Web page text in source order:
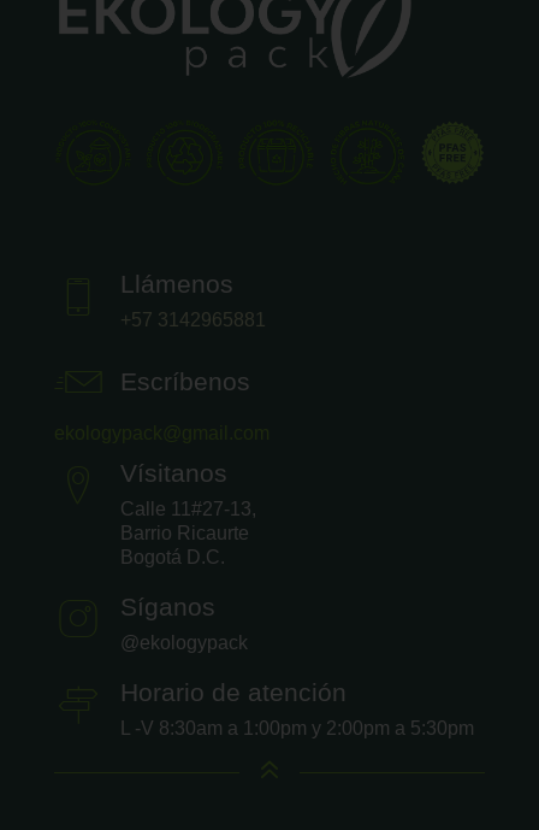
Llámenos
+57 3142965881
Escríbenos
Vísitanos
Calle 11#27-13,
Barrio Ricaurte
Bogotá D.C.
Síganos
@ekologypack
Horario de atención
L -V 8:30am a 1:00pm y 2:00pm a 5:30pm